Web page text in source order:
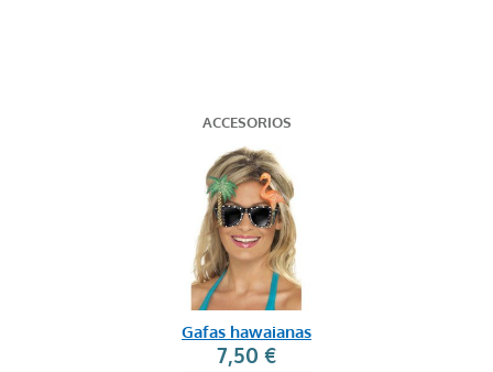
ACCESORIOS
Gafas hawaianas
7,50 €